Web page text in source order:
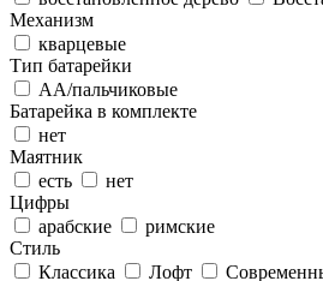
Механизм
кварцевые
Тип батарейки
АА/пальчиковые
Батарейка в комплекте
нет
Маятник
есть
нет
Цифры
арабские
римские
Стиль
Классика
Лофт